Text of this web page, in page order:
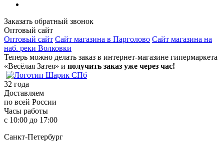
Заказать обратный звонок
Оптовый сайт
Оптовый сайт Сайт магазина в Парголово Сайт магазина на
наб. реки Волковки
Теперь можно делать заказ в интернет-магазине гипермаркета
«Весёлая Затея» и получить заказ уже через час!
32 года
Доставляем
по всей России
Часы работы
с 10:00 до 17:00
Санкт-Петербург